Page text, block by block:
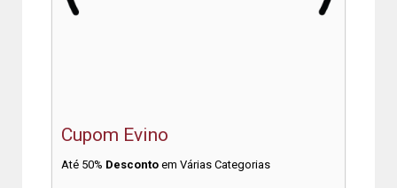
Cupom Evino
Até 50% Desconto em Várias Categorias